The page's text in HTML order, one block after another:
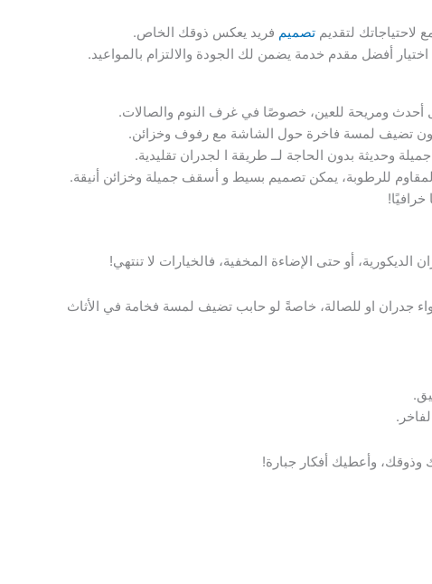
لتقديمتصميم فريد يعكس ذوقك الخاص.
أفضل مقدم خدمة يضمن لك الجودة والالتزام بالمواعيد.
ومريحة للعين، خصوصًا في غرف النوم والصالات.
تضيف لمسة فاخرة حول الشاشة مع رفوف وخزائن.
وحديثة بدون الحاجة لــ طريقة ا لجدران تقليدية.
للرطوبة، يمكن تصميم بسيط و أسقف جميلة وخزائن أنيقة.
أو حتى الإضاءة المخفية، فالخيارات لا تنتهي!
جدران او للصالة، خاصةً لو حابب تضيف لمسة فخامة في الأثاث
وذوقك، وأعطيك أفكار جبارة!